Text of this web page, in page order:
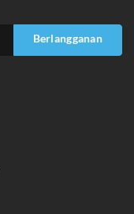
Berlangganan